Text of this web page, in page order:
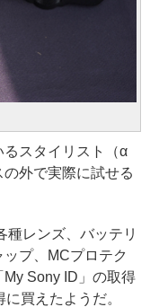
るスタイリスト（α
外で実際に試せる
種レンズ、バッテリ
プ、MCプロテク
Sony ID」の取得
買えたようだ。